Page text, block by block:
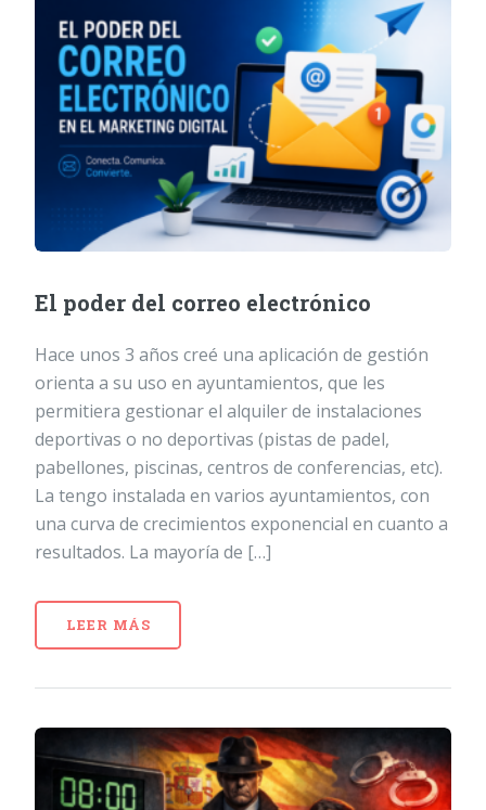
El poder del correo electrónico
Hace unos 3 años creé una aplicación de gestión
orienta a su uso en ayuntamientos, que les
permitiera gestionar el alquiler de instalaciones
deportivas o no deportivas (pistas de padel,
pabellones, piscinas, centros de conferencias, etc).
La tengo instalada en varios ayuntamientos, con
una curva de crecimientos exponencial en cuanto a
resultados. La mayoría de […]
LEER MÁS